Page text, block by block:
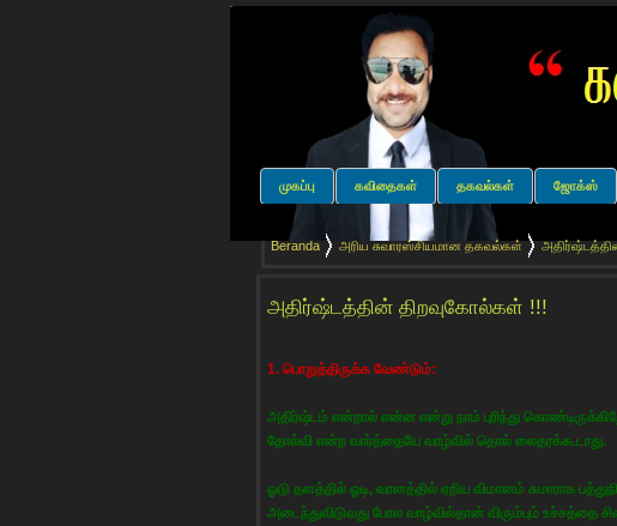
முகப்பு கவிதைகள் தகவல்கள் ஜோக்ஸ்
Beranda அரிய சுவாரஸ்சியமான தகவல்கள்
அதிர்ஷ்டத்தின் திறவுகோல்கள் !!!
1. பொறுத்திருக்க வேண்டும்:
அதிர்ஷ்டம் என்றால் என்ன என்று நாம் புரிந்து
தோல்வி என்ற வார்த்தையே வாழ்வில் தொல் லைதரக்கூடாது.
ஓடு தளத்தில் ஓடி, வானத்தில் ஏறிய விமானம் சுமாராக
அடைந்துவிடுவது போல வாழ்வில்தான் விரும்பும் உச்சத்தை